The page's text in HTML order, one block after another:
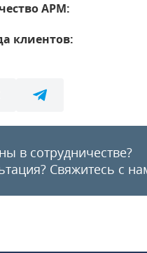
АРМ:
клиентов:
в сотрудничестве?
Свяжитесь с